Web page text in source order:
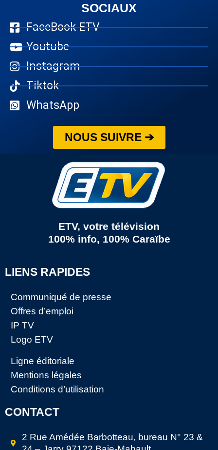
SOCIAUX
FaceBook ETV
Youtube
Instagram
Tiktok
WhatsApp
NOUS SUIVRE ➔
ETV, votre télévision
100% info, 100% Caraïbe
LIENS RAPIDES
Communiqué de presse
Offres d’emploi
IP TV
Logo ETV
Ligne éditoriale
Mentions légales
Conditions d’utilisation
CONTACT
2 Rue Amédée Barbotteau, bureau N° 23 &